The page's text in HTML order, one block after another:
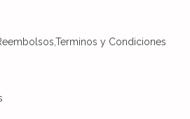
y Condiciones